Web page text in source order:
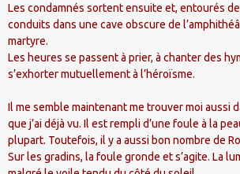
Les condamnés sortent ensuite et, entourés
conduits dans une cave obscure de
martyre.
Les heures se passent à prier, à chanter des
s’exhorter mutuellement à l’héroïsme.
Il me semble maintenant me trouver moi aussi
que j’ai déjà vu. Il est rempli d’une foule à la
plupart. Toutefois, il y a aussi bon nombre de
Sur les gradins, la foule gronde et s’agite. La